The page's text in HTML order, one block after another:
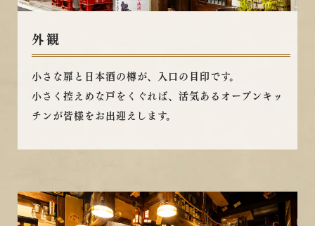
外観
小さな扉と日本酒の樽が、入口の目印です。
小さく控えめな戸をくぐれば、 活気あるオープンキッ
チンが皆様をお出迎えします。